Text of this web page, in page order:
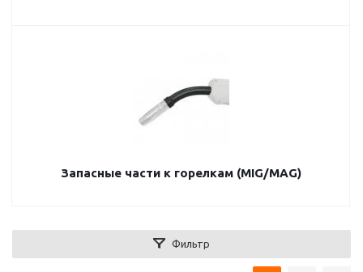
Запасные части к горелкам (MIG/MAG)
Фильтр